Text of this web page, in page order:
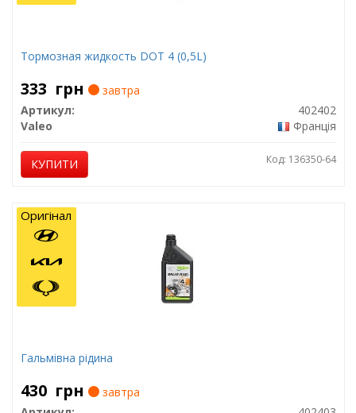
Тормозная жидкость DOT 4 (0,5L)
333 грн
завтра
Артикул:
402402
Valeo
Франція
КУПИТИ Код: 136350-64
Гальмівна рідина
430 грн
завтра
Оригінал